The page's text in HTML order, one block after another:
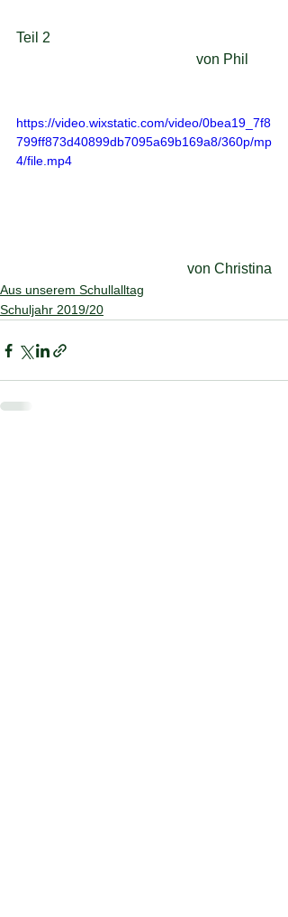
Teil 2
					von Phil
https://video.wixstatic.com/video/0bea19_7f8
799ff873d40899db7095a69b169a8/360p/mp
4/file.mp4
von Christina
Aus unserem Schullalltag
Schuljahr 2019/20